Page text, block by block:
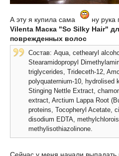
А эту я купила сама
ну рука
Vilenta Маска "So Silky Hair"
поврежденных волос
Состав: Aqua, cethearyl
Stearamidopropyl
triglycerides, Trideceth-12,
polyquaternium-10, hydrolised
Stinging Nettle Extract,
extract, Arctium Lappa Root
proteins, Tocopheryl Acetate,
disodium EDTA,
methylisothiazolinone.